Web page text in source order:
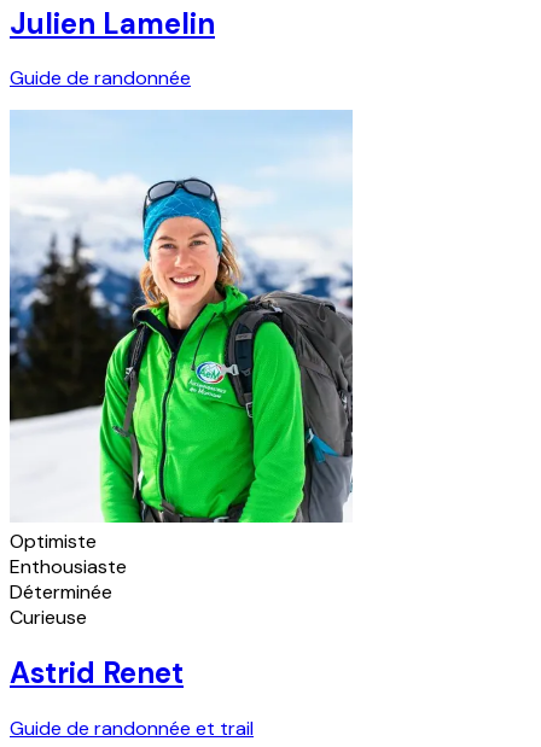
Julien Lamelin
Guide de randonnée
Optimiste
Enthousiaste
Déterminée
Curieuse
Astrid Renet
Guide de randonnée et trail